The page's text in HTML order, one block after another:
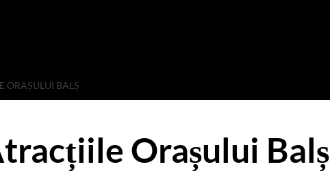
ORAȘULUI BALȘ
Orașului Balș